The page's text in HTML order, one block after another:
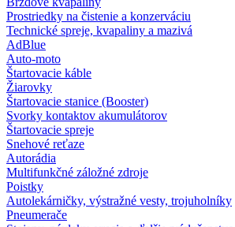
Prostriedky na čistenie a konzerváciu
Technické spreje, kvapaliny a mazivá
AdBlue
Auto-moto
Štartovacie káble
Žiarovky
Štartovacie stanice (Booster)
Svorky kontaktov akumulátorov
Štartovacie spreje
Snehové reťaze
Autorádia
Multifunkčné záložné zdroje
Poistky
Autolekárničky, výstražné vesty, trojuholníky
Pneumerače